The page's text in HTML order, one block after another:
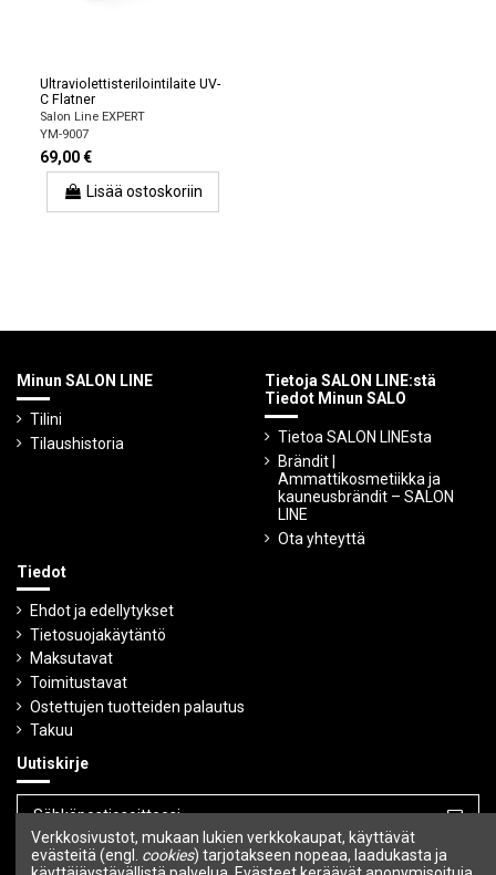
Ultraviolettisterilointilaite UV-
C Flatner
Salon Line EXPERT
YM-9007
69,00 €
Lisää ostoskoriin
Minun SALON LINE
Tilini
Tilaushistoria
Tietoja SALON LINE:stä
Tiedot Minun SALO
Tietoa SALON LINEsta
Brändit |
Ammattikosmetiikka ja
kauneusbrändit – SALON
LINE
Ota yhteyttä
Tiedot
Ehdot ja edellytykset
Tietosuojakäytäntö
Maksutavat
Toimitustavat
Ostettujen tuotteiden palautus
Takuu
Uutiskirje
Voit peruuttaa tilauksen milloin tahansa.
Verkkosivustot, mukaan lukien verkkokaupat, käyttävät
evästeitä (engl. cookies) tarjotakseen nopeaa, laadukasta ja